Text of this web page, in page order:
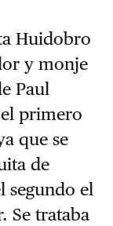
Huidobro
y monje
Paul
primero
que se
de
segundo el
Se trataba